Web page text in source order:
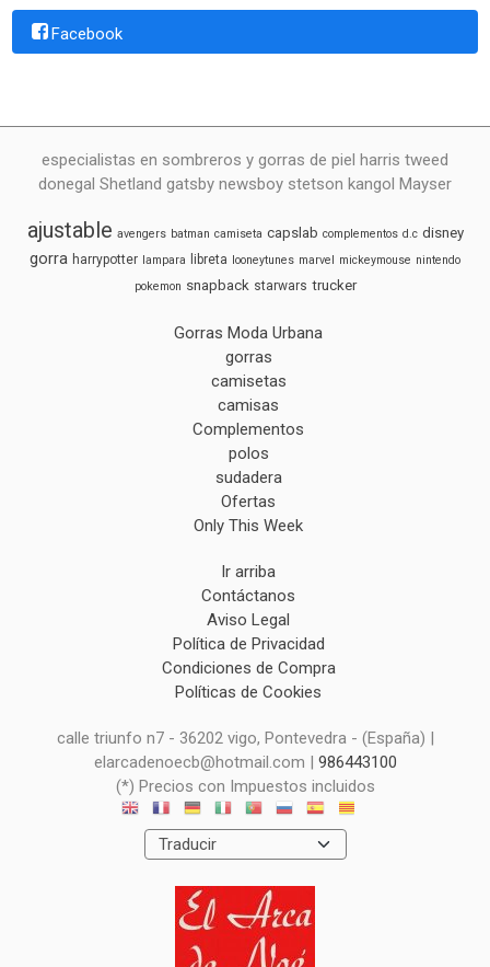
Facebook
especialistas en sombreros y gorras de piel harris tweed
donegal Shetland gatsby newsboy stetson kangol Mayser
ajustable avengers batman camiseta capslab complementos d.c disney
gorra harrypotter lampara libreta looneytunes marvel mickeymouse nintendo
pokemon snapback starwars trucker
Gorras Moda Urbana
gorras
camisetas
camisas
Complementos
polos
sudadera
Ofertas
Only This Week
Ir arriba
Contáctanos
Aviso Legal
Política de Privacidad
Condiciones de Compra
Políticas de Cookies
calle triunfo n7 - 36202 vigo, Pontevedra - (España) |
elarcadenoecb@hotmail.com | 986443100
(*) Precios con Impuestos incluidos